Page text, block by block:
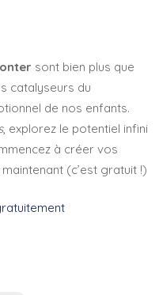
sont bien plus que
catalyseurs du
de nos enfants.
, explorez le potentiel infini
à créer vos
(c’est gratuit !)